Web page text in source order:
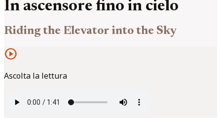
In ascensore fino in cielo
Riding the Elevator into the Sky
play_circle
Ascolta la lettura